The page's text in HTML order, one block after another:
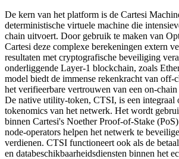
De kern van het platform is de Cartesi
deterministische virtuele machine die
chain uitvoert. Door gebruik te maken van
Cartesi deze complexe berekeningen extern
resultaten met cryptografische beveiliging
onderliggende Layer-1 blockchain, zoals
model biedt de immense rekenkracht van off-
het verifieerbare vertrouwen van een on-
De native utility-token, CTSI, is een integraal
tokenomics van het netwerk. Het wordt
binnen Cartesi's Noether Proof-of-Stake
node-operators helpen het netwerk te
verdienen. CTSI functioneert ook als de
en databeschikbaarheidsdiensten binnen het